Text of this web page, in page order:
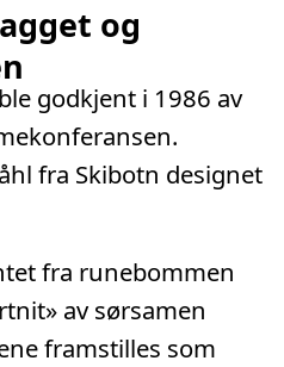
og
godkjent i 1986 av
fra Skibotn designet
fra runebommen
av sørsamen
framstilles som